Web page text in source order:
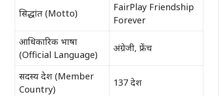
सिद्धांत (Motto)
FairPlay Friendship
Forever
आधिकारिक भाषा
(Official Language)
अंग्रेजी, फ्रेंच
सदस्य देश (Member
Country)
137 देश